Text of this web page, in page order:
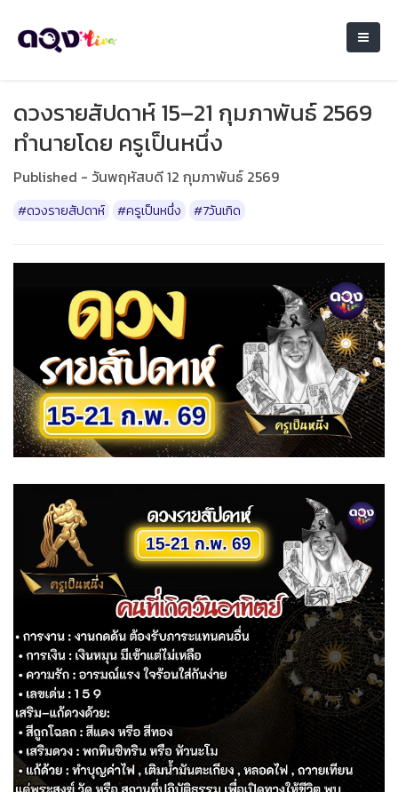
ดวงรายสัปดาห์ 15–21 กุมภาพันธ์ 2569
ทำนายโดย ครูเป็นหนึ่ง
Published - วันพฤหัสบดี 12 กุมภาพันธ์ 2569
#ดวงรายสัปดาห์ #ครูเป็นหนึ่ง #7วันเกิด